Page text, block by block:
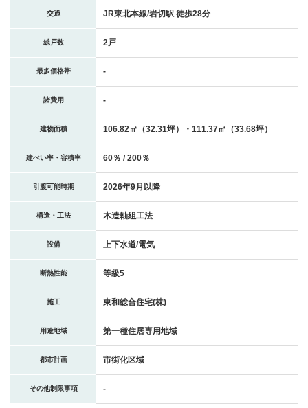
交通 JR東北本線/岩切駅 徒歩28分
総戸数 2戸
最多価格帯 -
諸費用 -
建物面積 106.82㎡（32.31坪）・111.37㎡（33.68坪）
建ぺい率・容積率 60％ / 200％
引渡可能時期 2026年9月以降
構造・工法 木造軸組工法
設備 上下水道/電気
断熱性能 等級5
施工 東和総合住宅(株)
用途地域 第一種住居専用地域
都市計画 市街化区域
その他制限事項 -